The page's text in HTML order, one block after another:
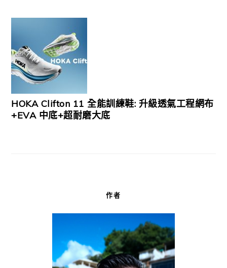
HOKA Clifton 11 全能訓練鞋: 升級透氣工程網布
+EVA 中底+超耐磨大底
作者